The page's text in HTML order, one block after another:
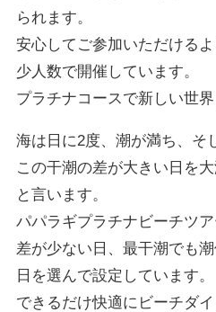
られます。
安心してご参加いただける
少人数で開催しています。
プラチナコースで新しい世
海は日に2度、潮が満ち、そ
この干潮の差が大きい日を
と言います。
パパラギプラチナビーチツ
差が少ない日、最干潮でも
日を選んで設定しています。
できるだけ快適にビーチダ